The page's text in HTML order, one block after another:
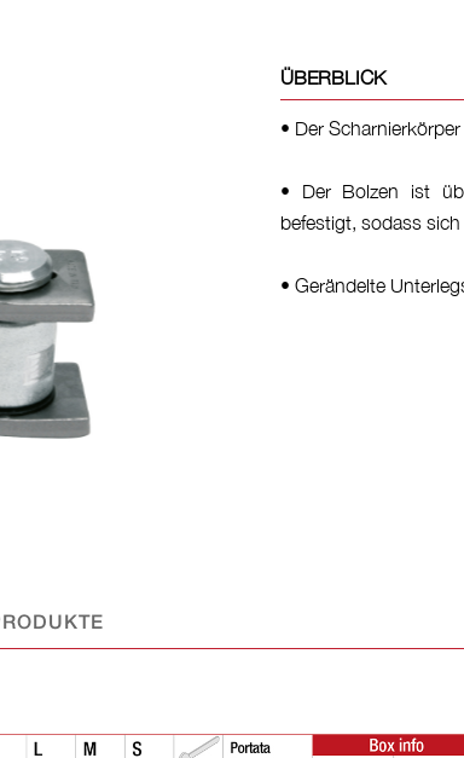
ÜBERBLICK
• Der
• Der Bolzen ist
befestigt, sodass
• Gerändelte